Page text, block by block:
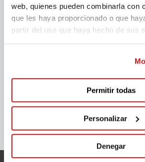
web, quienes pueden combinarla con
que les haya proporcionado o que
partir del uso que haya hecho de sus
Permitir todas
Personalizar
Denegar